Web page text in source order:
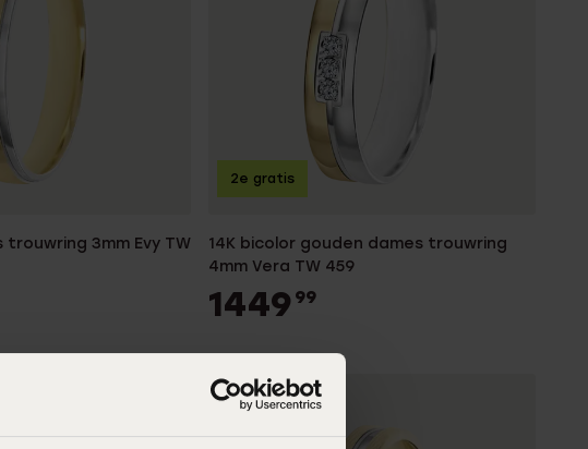
trouwring 3mm Evy TW
14K bicolor gouden dames trouwring
4mm Vera TW 459
1449 99
2e gratis